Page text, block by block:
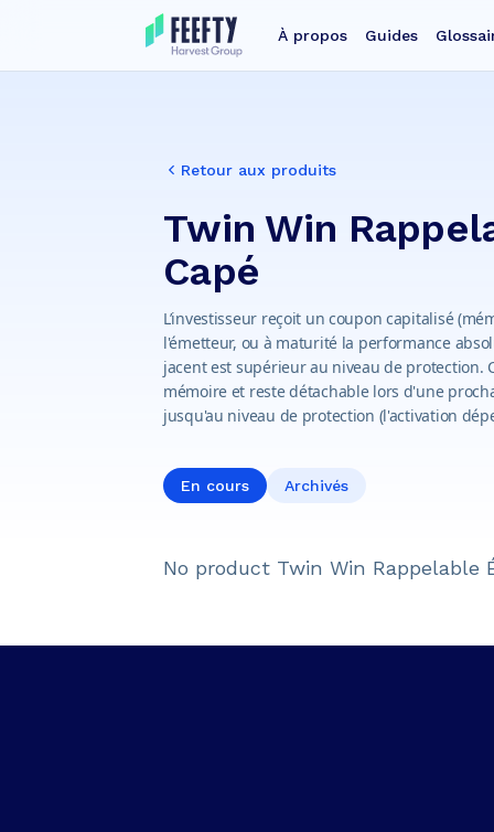
À propos Guides
Retour aux produits
Twin Win
Capé
L’investisseur reçoit un coupon capitalisé
l'émetteur, ou à maturité la performance
jacent est supérieur au niveau de protection.
mémoire et reste détachable lors d'une
jusqu'au niveau de protection (l'activation
En cours Archivés
No product Twin Win Rappelable